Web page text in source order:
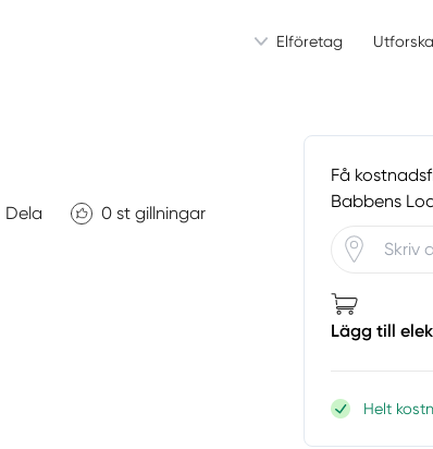
Elföretag Utforska
Dela 0 st gillningar
Få
Babbens
Lägg till
Helt